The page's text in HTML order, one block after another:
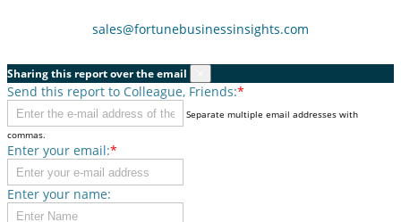
sales@fortunebusinessinsights.com
Sharing this report over the email
Send this report to Colleague, Friends:*
Separate multiple email addresses with
commas.
Enter your email:*
Enter your name: